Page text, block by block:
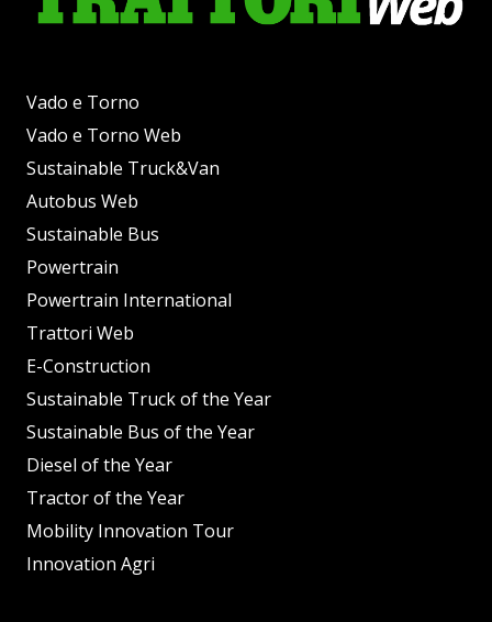
Vado e Torno
Vado e Torno Web
Sustainable Truck&Van
Autobus Web
Sustainable Bus
Powertrain
Powertrain International
Trattori Web
E-Construction
Sustainable Truck of the Year
Sustainable Bus of the Year
Diesel of the Year
Tractor of the Year
Mobility Innovation Tour
Innovation Agri